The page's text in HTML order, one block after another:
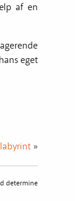
af en
eget
»
determine